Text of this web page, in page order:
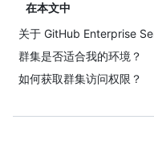
在本文中
关于 GitHub Enterprise
群集是否适合我的环境？
如何获取群集访问权限？